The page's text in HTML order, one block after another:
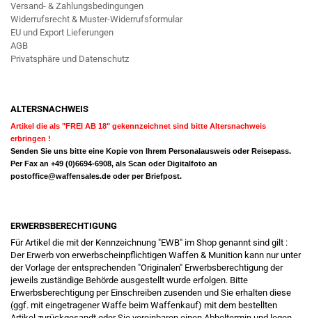
Versand- & Zahlungsbedingungen
Widerrufsrecht & Muster-Widerrufsformular
EU und Export Lieferungen
AGB
Privatsphäre und Datenschutz
ALTERSNACHWEIS
Artikel die als "FREI AB 18" gekennzeichnet sind bitte Altersnachweis
erbringen !
Senden Sie uns bitte eine Kopie von Ihrem Personalausweis oder Reisepass.
Per Fax an +49 (0)6694-6908, als Scan oder Digitalfoto an
postoffice@waffensales.de oder per Briefpost.
ERWERBSBERECHTIGUNG
Für Artikel die mit der Kennzeichnung "EWB" im Shop genannt sind gilt :
Der Erwerb von erwerbscheinpflichtigen Waffen & Munition kann nur unter
der Vorlage der entsprechenden "Originalen" Erwerbsberechtigung der
jeweils zuständige Behörde ausgestellt wurde erfolgen. Bitte
Erwerbsberechtigung per Einschreiben zusenden und Sie erhalten diese
(ggf. mit eingetragener Waffe beim Waffenkauf) mit dem bestellten